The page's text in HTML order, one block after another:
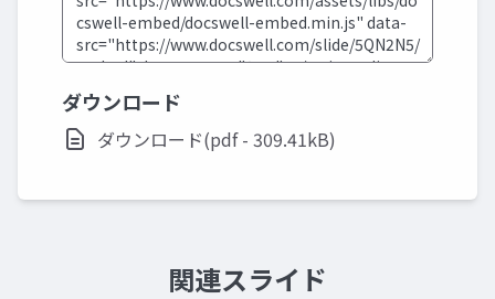
ダウンロード
ダウンロード(pdf - 309.41kB)
関連スライド